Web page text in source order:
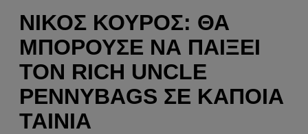
ΝΊΚΟΣ ΚΟΎΡΟΣ: ΘΑ
ΜΠΟΡΟΎΣΕ ΝΑ ΠΑΊΞΕΙ
ΤΟΝ RICH UNCLE
PENNYBAGS ΣΕ ΚΆΠΟΙΑ
ΤΑΙΝΊΑ